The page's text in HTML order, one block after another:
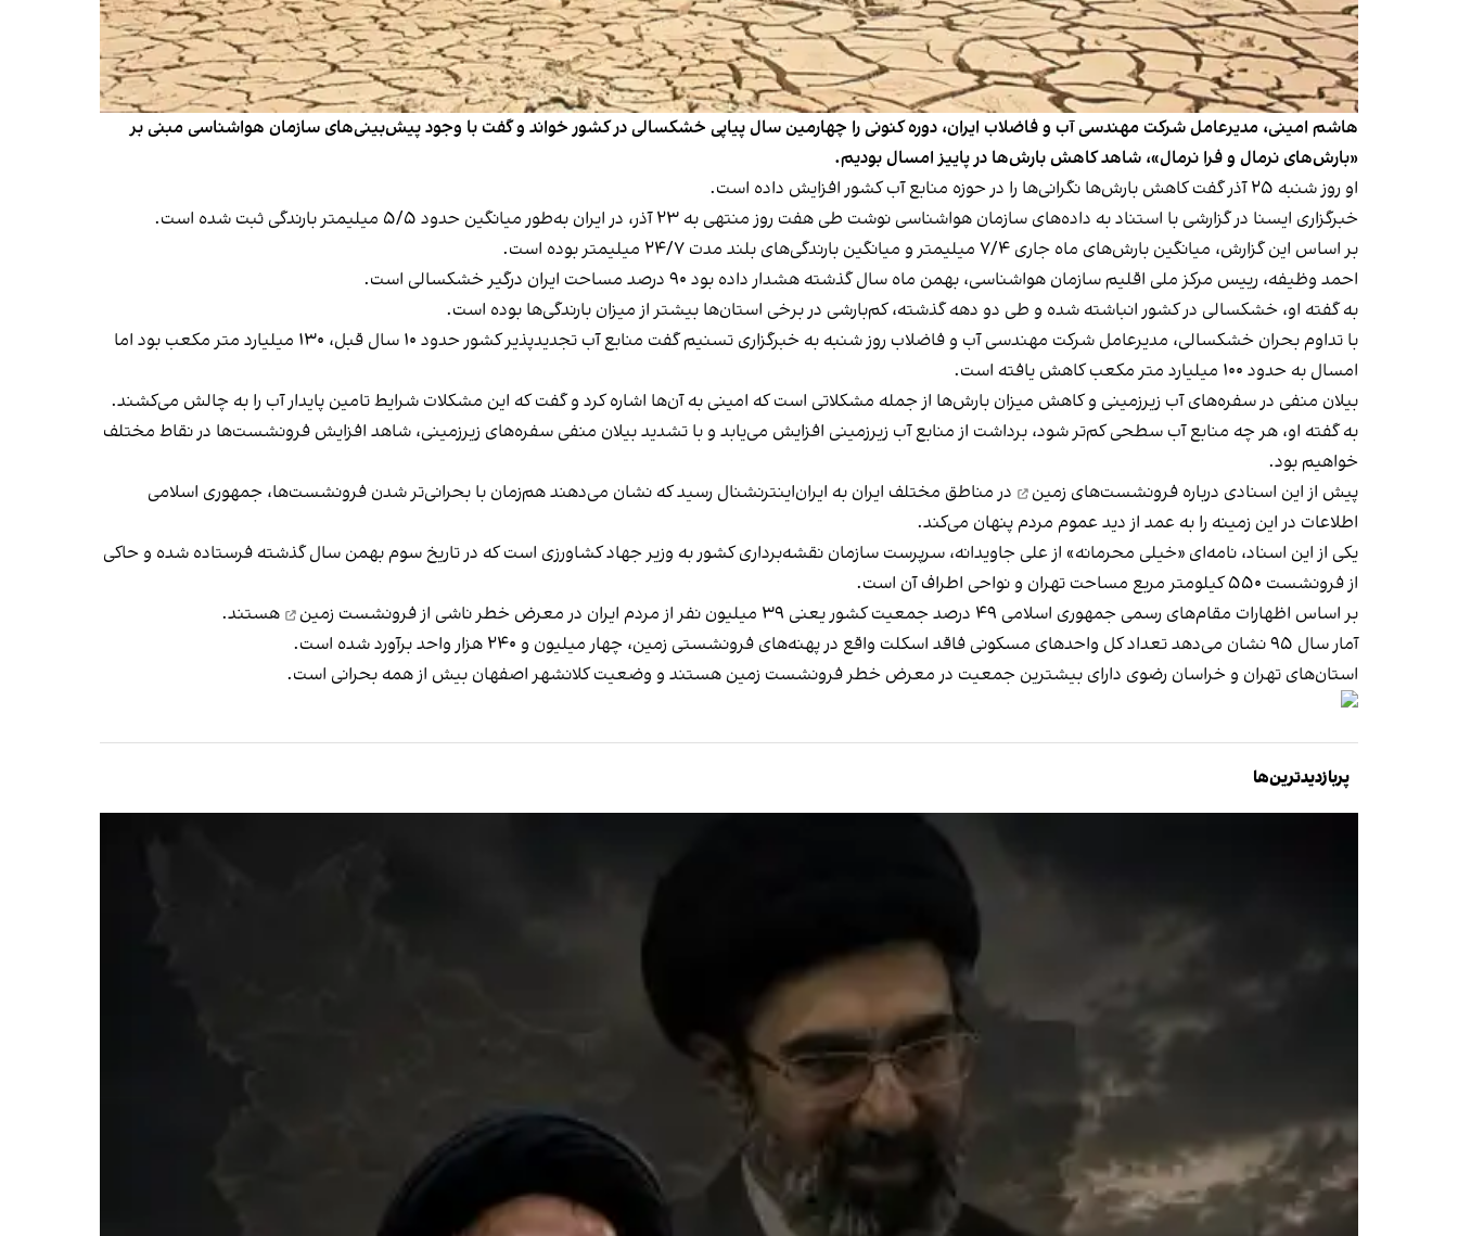
هاشم امینی، مدیرعامل شرکت مهندسی آب و فاضلاب ایران، دوره کنونی را چهارمین سال پیاپی خشکسالی در کشور خواند و گفت با وجود پیش‌بینی‌های سازمان هواشناسی مبنی بر
«بارش‌های نرمال و فرا نرمال»، شاهد کاهش بارش‌ها در پاییز امسال بودیم.
او روز شنبه ۲۵ آذر گفت کاهش بارش‌ها نگرانی‌ها را در حوزه منابع آب کشور افزایش داده است.
خبرگزاری ایسنا در گزارشی با استناد به داده‌های سازمان هواشناسی نوشت طی هفت روز منتهی به ۲۳ آذر، در ایران به‌طور میانگین حدود ۵/۵ میلیمتر بارندگی ثبت شده است.
بر اساس این گزارش، میانگین بارش‌های ماه جاری ۷/۴ میلیمتر و میانگین بارندگی‌های بلند مدت ۲۴/۷ میلیمتر بوده است.
احمد وظیفه، رییس مرکز ملی اقلیم سازمان هواشناسی، بهمن ماه سال گذشته هشدار داده بود ۹۰ درصد مساحت ایران درگیر خشکسالی است.
به گفته او، خشکسالی در کشور انباشته شده و طی دو دهه گذشته، کم‌بارشی در برخی استان‌ها بیشتر از میزان بارندگی‌ها بوده است.
با تداوم بحران خشکسالی، مدیرعامل شرکت مهندسی آب و فاضلاب روز شنبه به خبرگزاری تسنیم گفت منابع آب تجدیدپذیر کشور حدود ۱۰ سال قبل، ۱۳۰ میلیارد متر مکعب بود اما
امسال به حدود ۱۰۰ میلیارد متر مکعب کاهش یافته است.
بیلان منفی در سفره‌های آب زیرزمینی و کاهش میزان بارش‌ها از جمله مشکلاتی است که امینی به آن‌ها اشاره کرد و گفت که این مشکلات شرایط تامین پایدار آب را به چالش می‌کشند.
به گفته او، هر چه منابع آب سطحی کم‌تر شود، برداشت از منابع آب زیرزمینی افزایش می‌یابد و با تشدید بیلان منفی سفره‌های زیرزمینی، شاهد افزایش فرونشست‌ها در نقاط مختلف
خواهیم بود.
پیش از این اسنادی درباره فرونشست‌های زمین
در مناطق مختلف ایران به ایران‌اینترنشنال رسید که نشان می‌دهند هم‌زمان با بحرانی‌تر شدن فرونشست‌ها، جمهوری اسلامی
اطلاعات در این زمینه را به عمد از دید عموم مردم پنهان می‌کند.
یکی از این اسناد، نامه‌ای «خیلی محرمانه» از علی جاویدانه، سرپرست سازمان نقشه‌برداری کشور به وزیر جهاد کشاورزی است که در تاریخ سوم بهمن سال گذشته فرستاده شده و حاکی
از فرونشست ۵۵۰ کیلومتر مربع مساحت تهران و نواحی اطراف آن است.
بر اساس اظهارات مقام‌‌های رسمی جمهوری اسلامی ۴۹ درصد جمعیت کشور یعنی ۳۹ میلیون نفر از مردم ایران در معرض خطر ناشی از
فرونشست زمین
هستند.
آمار سال ۹۵ نشان می‌دهد تعداد کل واحد‌های مسکونی فاقد اسکلت واقع در پهنه‌های فرونشستی زمین، چهار میلیون و ۲۴۰ هزار واحد برآورد شده است.
استان‌های تهران و خراسان رضوی دارای بیشترین جمعیت در معرض خطر فرونشست زمین هستند و وضعیت کلانشهر اصفهان بیش از همه بحرانی است.
پربازدیدترین‌ها